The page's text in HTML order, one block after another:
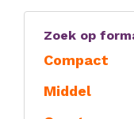
Zoek op
Compact
Middel